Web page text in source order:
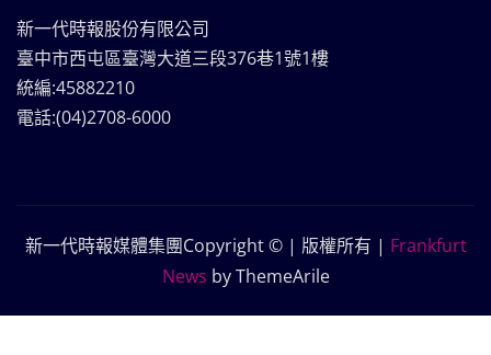
新一代時報股份有限公司
臺中市西屯區臺灣大道三段376巷1號1樓
統編:45882210
電話:(04)2708-6000
新一代時報媒體集團Copyright © | 版權所有 | Frankfurt
News by ThemeArile